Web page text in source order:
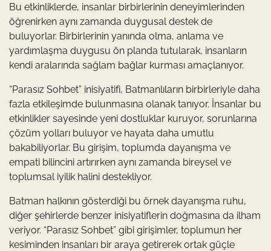
Bu etkinliklerde, insanlar birbirlerinin deneyimlerinden
öğrenirken aynı zamanda duygusal destek de
buluyorlar. Birbirlerinin yanında olma, anlama ve
yardımlaşma duygusu ön planda tutularak, insanların
kendi aralarında sağlam bağlar kurması amaçlanıyor.
“Parasız Sohbet” inisiyatifi, Batmanlıların birbirleriyle daha
fazla etkileşimde bulunmasına olanak tanıyor. İnsanlar bu
etkinlikler sayesinde yeni dostluklar kuruyor, sorunlarına
çözüm yolları buluyor ve hayata daha umutlu
bakabiliyorlar. Bu girişim, toplumda dayanışma ve
empati bilincini artırırken aynı zamanda bireysel ve
toplumsal iyilik halini destekliyor.
Batman halkının gösterdiği bu örnek dayanışma ruhu,
diğer şehirlerde benzer inisiyatiflerin doğmasına da ilham
veriyor. “Parasız Sohbet” gibi girişimler, toplumun her
kesiminden insanları bir araya getirerek ortak güçle